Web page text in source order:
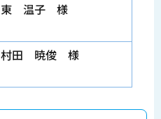
東 温子 様
村田 暁俊 様